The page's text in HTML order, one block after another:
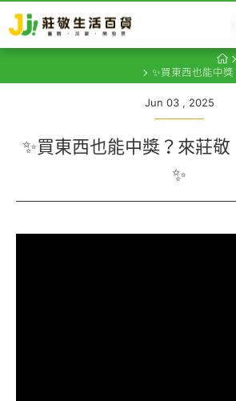
✨買東西也能中
Jun 03 , 2025
✨買東西也能中獎？來莊敬
✨